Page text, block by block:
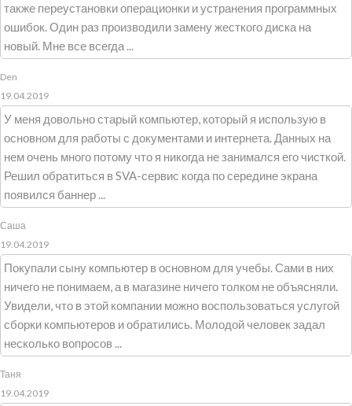
также переустановки операционки и устранения программных
ошибок. Один раз производили замену жесткого диска на
новый. Мне все всегда ...
Den
19.04.2019
У меня довольно старый компьютер, который я использую в
основном для работы с документами и интернета. Данных на
нем очень много потому что я никогда не занимался его чисткой.
Решил обратиться в SVA-сервис когда по середине экрана
появился баннер ...
Саша
19.04.2019
Покупали сыну компьютер в основном для учебы. Сами в них
ничего не понимаем, а в магазине ничего толком не объясняли.
Увидели, что в этой компании можно воспользоваться услугой
сборки компьютеров и обратились. Молодой человек задал
несколько вопросов ...
Таня
19.04.2019